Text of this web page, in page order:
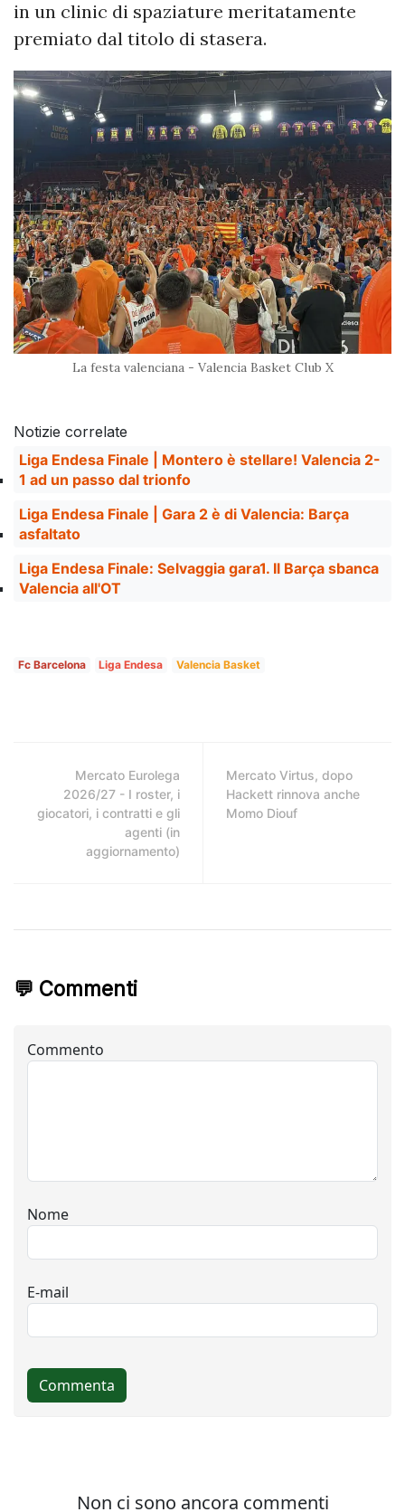
in un clinic di spaziature meritatamente
premiato dal titolo di stasera.
La festa valenciana - Valencia Basket Club X
Notizie correlate
Liga Endesa Finale | Montero è stellare! Valencia 2-
1 ad un passo dal trionfo
Liga Endesa Finale | Gara 2 è di Valencia: Barça
asfaltato
Liga Endesa Finale: Selvaggia gara1. Il Barça sbanca
Valencia all'OT
Fc Barcelona Liga Endesa Valencia Basket
Mercato Eurolega
2026/27 - I roster, i
giocatori, i contratti e gli
agenti (in
aggiornamento)
Mercato Virtus, dopo
Hackett rinnova anche
Momo Diouf
💬 Commenti